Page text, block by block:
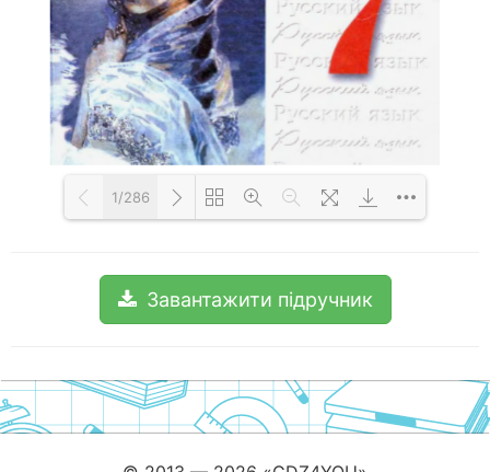
1/286
Завантажити підручник